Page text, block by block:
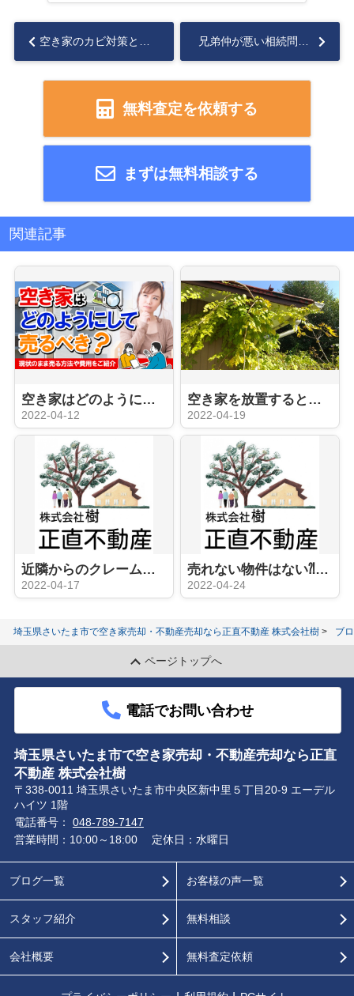
無料査定を依頼する
まずは無料相談する
関連記事
空き家はどのようにして売るべき？現状のまま売る方法や費用をご紹介！
2022-04-12
空き家を放置するとどうなる？さいたま市周辺で不動産を所有する方へ
2022-04-19
近隣からのクレームにはスピードが命!!
2022-04-17
売れない物件はない⁈ある空家の売却事例
2022-04-24
埼玉県さいたま市で空き家売却・不動産売却なら正直不動産 株式会社樹 ブ
ページトップへ
電話でお問い合わせ
埼玉県さいたま市で空き家売却・不動産売却なら正直
不動産 株式会社樹
〒338-0011 埼玉県さいたま市中央区新中里５丁目20-9 エーデル
ハイツ 1階
電話番号： 048-789-7147
営業時間：10:00～18:00
定休日：水曜日
ブログ一覧
スタッフ紹介
会社概要
お客様の声一覧
無料相談
無料査定依頼